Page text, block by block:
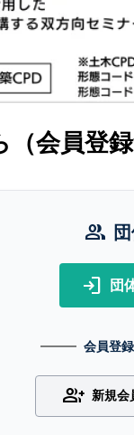
会員登録
group
login 団
会員登
group_add 新規会